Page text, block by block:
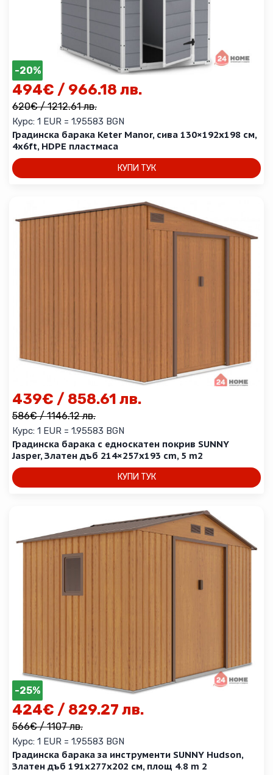
Градинска барака Keter Manor, сива 130×192х198 см,
4x6ft, HDPE пластмаса
-20%
620€/ 1212.61 лв.
494€ / 966.18 лв.
Курс: 1 EUR = 1.95583 BGN
КУПИ ТУК
Градинска барака с едноскатен покрив SUNNY
Jasper, Златен дъб 214×257х193 cm, 5 m2
586€/ 1146.12 лв.
439€ / 858.61 лв.
Курс: 1 EUR = 1.95583 BGN
КУПИ ТУК
Градинска барака за инструменти SUNNY Hudson,
Златен дъб 191x277x202 см, площ 4.8 m 2
-25%
566€/ 1107 лв.
424€ / 829.27 лв.
Курс: 1 EUR = 1.95583 BGN